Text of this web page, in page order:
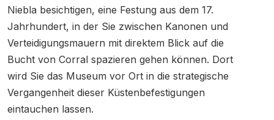
Niebla besichtigen, eine Festung aus dem 17.
Jahrhundert, in der Sie zwischen Kanonen und
Verteidigungsmauern mit direktem Blick auf die
Bucht von Corral spazieren gehen können. Dort
wird Sie das Museum vor Ort in die strategische
Vergangenheit dieser Küstenbefestigungen
eintauchen lassen.